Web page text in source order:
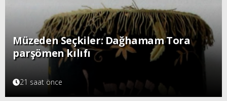
Müzeden Seçkiler: Dağhamam Tora
parşömen kılıfı
21 saat önce